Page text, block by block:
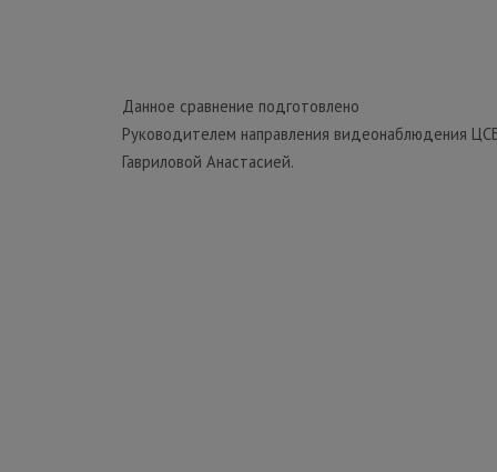
Данное сравнение подготовлено
Руководителем направления видеонаблюдения
Гавриловой Анастасией.